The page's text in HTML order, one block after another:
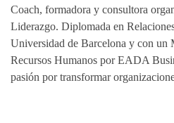
Coach, formadora y consultora
Liderazgo. Diplomada en
Universidad de Barcelona y con un
Recursos Humanos por EADA
pasión por transformar